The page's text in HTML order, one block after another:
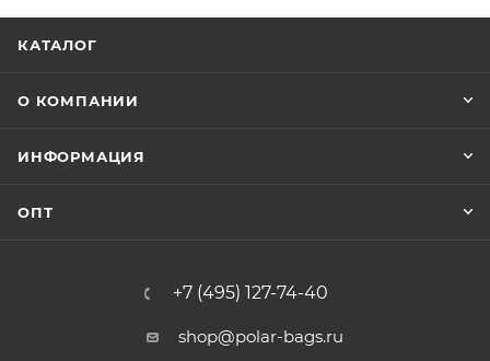
КАТАЛОГ
О КОМПАНИИ
ИНФОРМАЦИЯ
ОПТ
+7 (495) 127-74-40
shop@polar-bags.ru